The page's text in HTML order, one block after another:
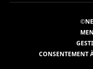
CONSENTEMENT